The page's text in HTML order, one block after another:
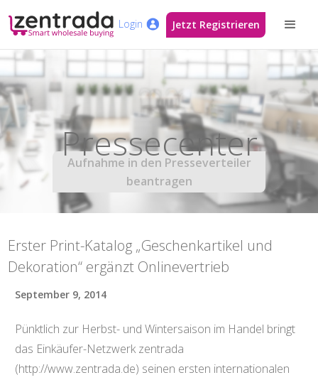
Login Jetzt Registrieren
Pressecenter
Aufnahme in den Presseverteiler
beantragen
Erster Print-Katalog „Geschenkartikel und
Dekoration“ ergänzt Onlinevertrieb
September 9, 2014
Pünktlich zur Herbst- und Wintersaison im Handel bringt
das Einkäufer-Netzwerk zentrada
(http://www.zentrada.de) seinen ersten internationalen